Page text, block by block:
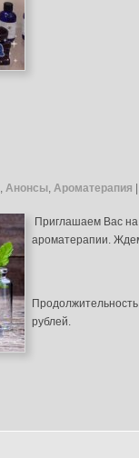
, Анонсы, Ароматерапия
Приглашаем Вас
ароматерапии.
рублей.